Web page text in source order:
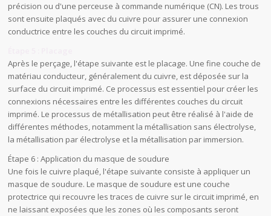
précision ou d'une perceuse à commande numérique (CN). Les trous
sont ensuite plaqués avec du cuivre pour assurer une connexion
conductrice entre les couches du circuit imprimé.
Après le perçage, l'étape suivante est le placage. Une fine couche de
matériau conducteur, généralement du cuivre, est déposée sur la
surface du circuit imprimé. Ce processus est essentiel pour créer les
connexions nécessaires entre les différentes couches du circuit
imprimé. Le processus de métallisation peut être réalisé à l'aide de
différentes méthodes, notamment la métallisation sans électrolyse,
la métallisation par électrolyse et la métallisation par immersion.
Étape 6 : Application du masque de soudure
Une fois le cuivre plaqué, l'étape suivante consiste à appliquer un
masque de soudure. Le masque de soudure est une couche
protectrice qui recouvre les traces de cuivre sur le circuit imprimé, en
ne laissant exposées que les zones où les composants seront